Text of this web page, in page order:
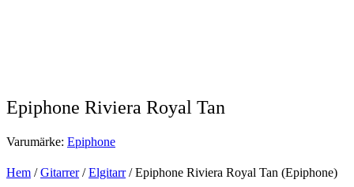
Epiphone Riviera Royal Tan
Varumärke: Epiphone
Hem /Gitarrer/Elgitarr/ Epiphone Riviera Royal Tan (Epiphone)